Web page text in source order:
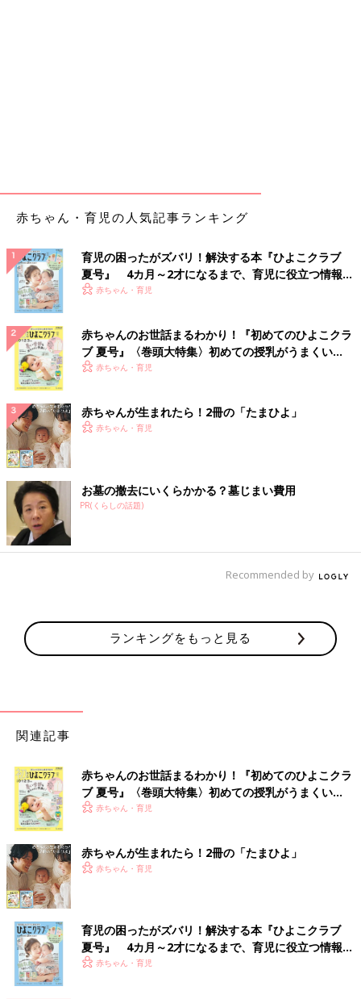
赤ちゃん・育児の人気記事ランキング
育児の困ったがズバリ！解決する本『ひよこクラブ
夏号』 4カ月～2才になるまで、育児に役立つ情報が
いっぱい！
赤ちゃん・育児
赤ちゃんのお世話まるわかり！『初めてのひよこクラ
ブ 夏号』〈巻頭大特集〉初めての授乳がうまくい
く！ おっぱい・ミルクの基本と夏のトラブル 解決テ
赤ちゃん・育児
赤ちゃんが生まれたら！2冊の「たまひよ」
赤ちゃん・育児
お墓の撤去にいくらかかる？墓じまい費用
PR(くらしの話題)
Recommended by
ランキングをもっと見る
関連記事
赤ちゃんのお世話まるわかり！『初めてのひよこクラ
ブ 夏号』〈巻頭大特集〉初めての授乳がうまくい
く！ おっぱい・ミルクの基本と夏のトラブル 解決テ
赤ちゃん・育児
赤ちゃんが生まれたら！2冊の「たまひよ」
赤ちゃん・育児
育児の困ったがズバリ！解決する本『ひよこクラブ
夏号』 4カ月～2才になるまで、育児に役立つ情報が
いっぱい！
赤ちゃん・育児